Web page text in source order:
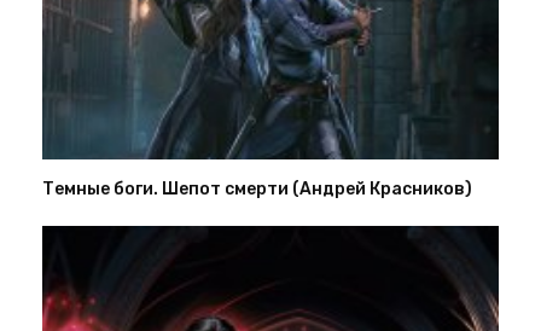
Темные боги. Шепот смерти (Андрей Красников)